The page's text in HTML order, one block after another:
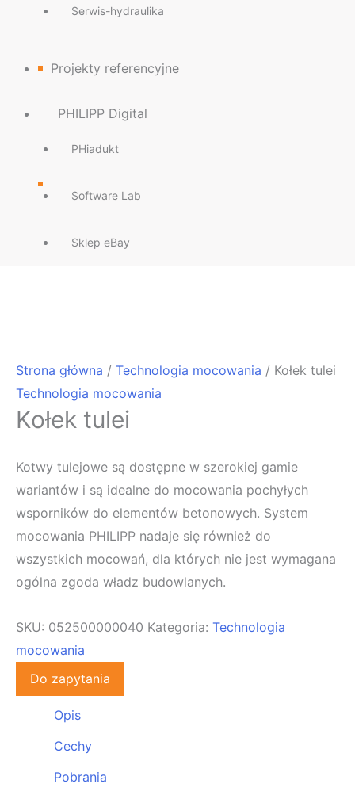
Serwis-hydraulika
Projekty referencyjne
PHILIPP Digital
PHiadukt
Software Lab
Sklep eBay
Strona główna / Technologia mocowania / Kołek tulei
Technologia mocowania
Kołek tulei
Kotwy tulejowe są dostępne w szerokiej gamie
wariantów i są idealne do mocowania pochyłych
wsporników do elementów betonowych. System
mocowania PHILIPP nadaje się również do
wszystkich mocowań, dla których nie jest wymagana
ogólna zgoda władz budowlanych.
SKU: 052500000040 Kategoria: Technologia
mocowania
Do zapytania
Opis
Cechy
Pobrania